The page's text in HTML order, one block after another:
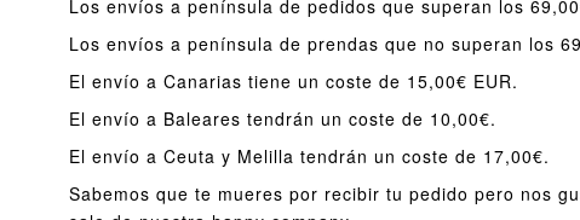
Los envíos a península de pedidos que superan los
Los envíos a península de prendas que no superan los
El envío a Canarias tiene un coste de 15,00€ EUR.
El envío a Baleares tendrán un coste de 10,00€.
El envío a Ceuta y Melilla tendrán un coste de 17,00€.
Sabemos que te mueres por recibir tu pedido pero nos